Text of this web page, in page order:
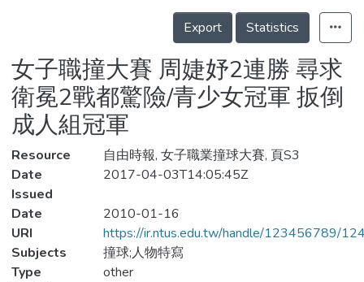
Statistics
Details
Export
Statistics
女子職撞大賽 周婕妤2連勝 尋求
衛冕2戰都驚險/青少女冠軍 扳倒
成人組冠軍
Resource
自由時報, 女子職業撞球大賽, 頁S3
Date
Issued
2017-04-03T14:05:45Z
Date
2010-01-16
URI
https://ir.ntus.edu.tw/handle/123456789/
Subjects
撞球;人物特寫
Type
other